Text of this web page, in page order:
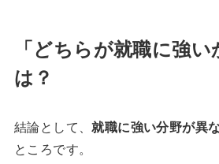
「どちらが就職に強い
は？
結論として、就職に強い分野が異
ところです。